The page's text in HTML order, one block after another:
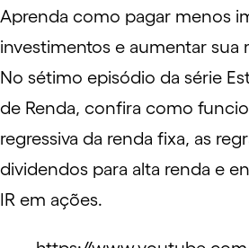
Aprenda como pagar menos
investimentos e aumentar sua
No sétimo episódio da série
de Renda, confira como
regressiva da renda fixa, as
dividendos para alta renda e
IR em ações.